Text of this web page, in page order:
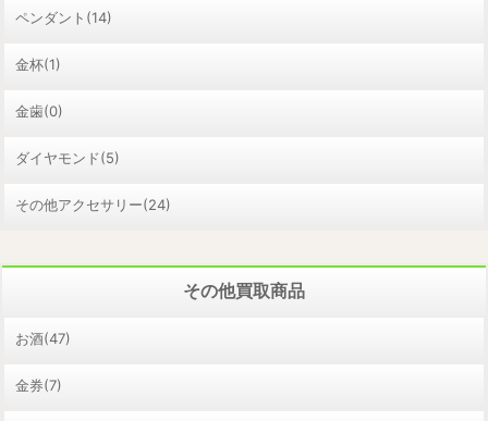
ペンダント(14)
金杯(1)
金歯(0)
ダイヤモンド(5)
その他アクセサリー(24)
その他買取商品
お酒(47)
金券(7)